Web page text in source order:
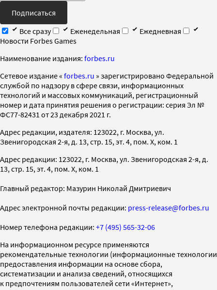
Подписаться
Все сразу
Еженедельная
Ежедневная
Новости Forbes Games
Наименование издания: forbes.ru
Cетевое издание « forbes.ru » зарегистрировано Федеральной
службой по надзору в сфере связи, информационных
технологий и массовых коммуникаций, регистрационный
номер и дата принятия решения о регистрации: серия Эл №
ФС77-82431 от 23 декабря 2021 г.
Адрес редакции, издателя: 123022, г. Москва, ул.
Звенигородская 2-я, д. 13, стр. 15, эт. 4, пом. X, ком. 1
Адрес редакции: 123022, г. Москва, ул. Звенигородская 2-я, д.
13, стр. 15, эт. 4, пом. X, ком. 1
Главный редактор: Мазурин Николай Дмитриевич
Адрес электронной почты редакции: press-release@forbes.ru
Номер телефона редакции: +7 (495) 565-32-06
На информационном ресурсе применяются
рекомендательные технологии (информационные технологии
предоставления информации на основе сбора,
систематизации и анализа сведений, относящихся
к предпочтениям пользователей сети «Интернет»,